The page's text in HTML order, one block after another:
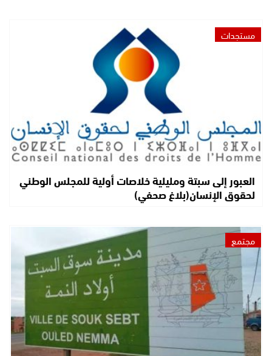
مستجدات
العبور إلى سبتة ومليلية خلاصات أولية للمجلس الوطني
لحقوق الإنسان(بلاغ صحفي)
مجتمع